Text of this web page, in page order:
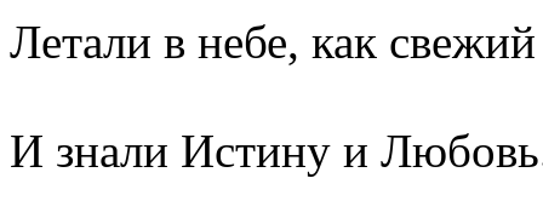
Летали в небе, как свежий
И знали Истину и